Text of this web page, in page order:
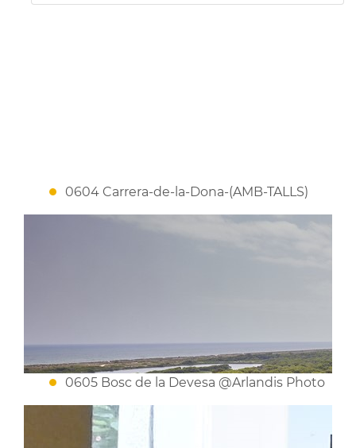
0604 Carrera-de-la-Dona-(AMB-TALLS)
0605 Bosc de la Devesa @Arlandis Photo